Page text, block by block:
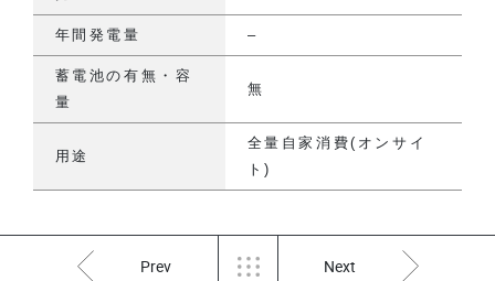
年間発電量 –
蓄電池の有無・容
量
無
用途
全量自家消費(オンサイ
ト)
Prev Next